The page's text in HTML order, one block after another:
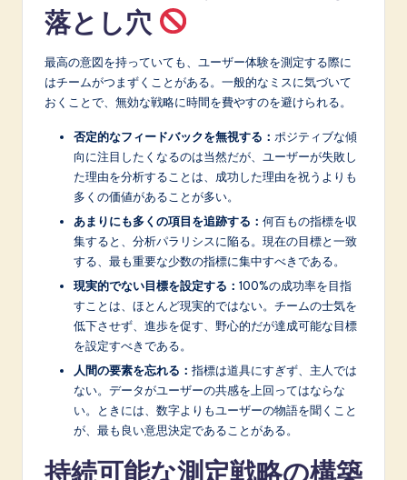
落とし穴
最高の意図を持っていても、ユーザー体験を測定する際に
はチームがつまずくことがある。一般的なミスに気づいて
おくことで、無効な戦略に時間を費やすのを避けられる。
否定的なフィードバックを無視する： ポジティブな傾
向に注目したくなるのは当然だが、ユーザーが失敗し
た理由を分析することは、成功した理由を祝うよりも
多くの価値があることが多い。
あまりにも多くの項目を追跡する： 何百もの指標を収
集すると、分析パラリシスに陥る。現在の目標と一致
する、最も重要な少数の指標に集中すべきである。
現実的でない目標を設定する： 100%の成功率を目指
すことは、ほとんど現実的ではない。チームの士気を
低下させず、進歩を促す、野心的だが達成可能な目標
を設定すべきである。
人間の要素を忘れる： 指標は道具にすぎず、主人では
ない。データがユーザーの共感を上回ってはならな
い。ときには、数字よりもユーザーの物語を聞くこと
が、最も良い意思決定であることがある。
持続可能な測定戦略の構築